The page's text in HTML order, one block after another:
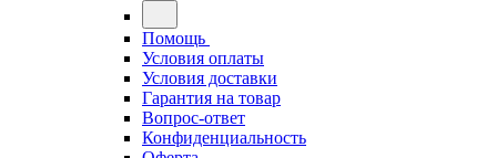
Помощь
Условия оплаты
Условия доставки
Гарантия на товар
Вопрос-ответ
Конфиденциальность